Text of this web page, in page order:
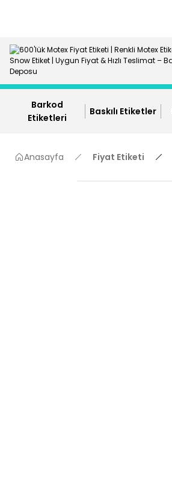
Barkod
Etiketleri
Baskılı Etiketler
Anasayfa Fiyat Etiketi